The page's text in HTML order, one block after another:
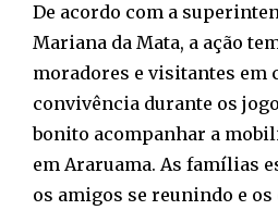
De acordo com a
Mariana da Mata, a ação
moradores e visitantes em
convivência durante os
bonito acompanhar a
em Araruama. As famílias
os amigos se reunindo e